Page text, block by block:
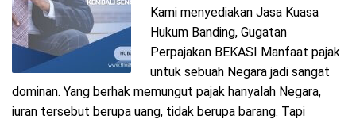
Kami menyediakan Jasa Kuasa
Hukum Banding, Gugatan
Perpajakan BEKASI Manfaat pajak
untuk sebuah Negara jadi sangat
dominan. Yang berhak memungut pajak hanyalah Negara,
iuran tersebut berupa uang, tidak berupa barang. Tapi